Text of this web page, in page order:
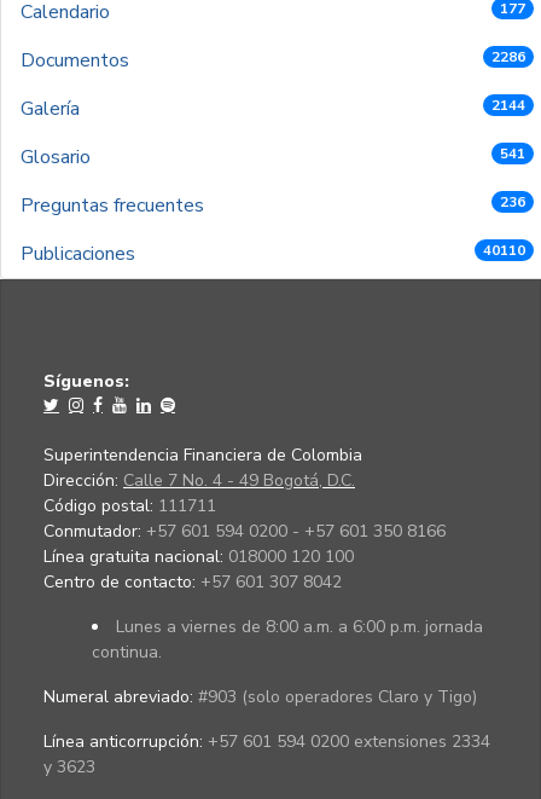
Calendario
177
Documentos 2286
Galería 2144
Glosario 541
Preguntas frecuentes 236
Publicaciones 40110
Síguenos:
Superintendencia Financiera de Colombia
Dirección: Calle 7 No. 4 - 49 Bogotá, D.C.
Código postal: 111711
Conmutador: +57 601 594 0200 - +57 601 350 8166
Línea gratuita nacional: 018000 120 100
Centro de contacto: +57 601 307 8042
Lunes a viernes de 8:00 a.m. a 6:00 p.m. jornada
continua.
Numeral abreviado: #903 (solo operadores Claro y Tigo)
Línea anticorrupción: +57 601 594 0200 extensiones 2334
y 3623